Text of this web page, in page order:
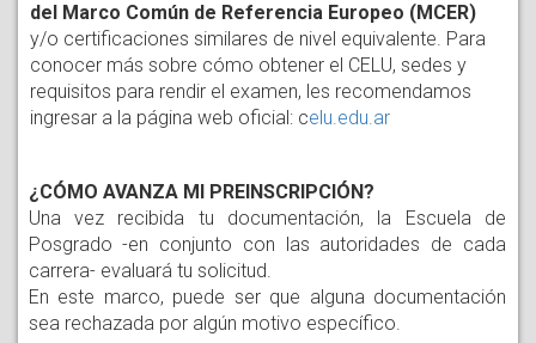
del Marco Común de Referencia Europeo (MCER)
y/o certificaciones similares de nivel equivalente. Para
conocer más sobre cómo obtener el CELU, sedes y
requisitos para rendir el examen, les recomendamos
ingresar a la página web oficial: celu.edu.ar
¿CÓMO AVANZA MI PREINSCRIPCIÓN?
Una vez recibida tu documentación, la Escuela de
Posgrado -en conjunto con las autoridades de cada
carrera- evaluará tu solicitud.
En este marco, puede ser que alguna documentación
sea rechazada por algún motivo específico.